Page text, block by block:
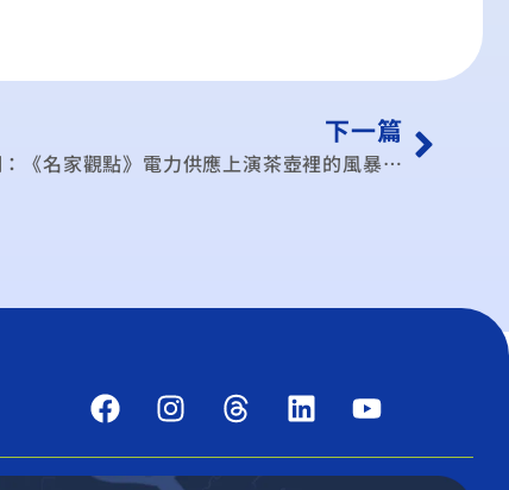
下一篇
《名家觀點》電力供應上演茶壺裡的風暴…